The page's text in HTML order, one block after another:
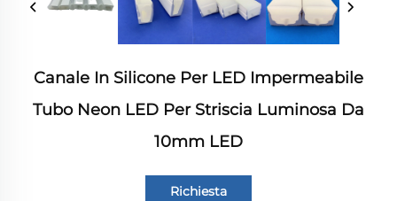
Canale In Silicone Per LED Impermeabile
Tubo Neon LED Per Striscia Luminosa Da
10mm LED
Richiesta